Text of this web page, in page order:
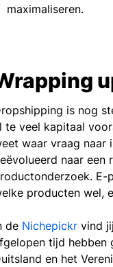
maximaliseren.
is nog
te veel kapitaal
waar vraag naar
naar
E-
producten wel,
de Nichepickr vind
tijd hebben
en het